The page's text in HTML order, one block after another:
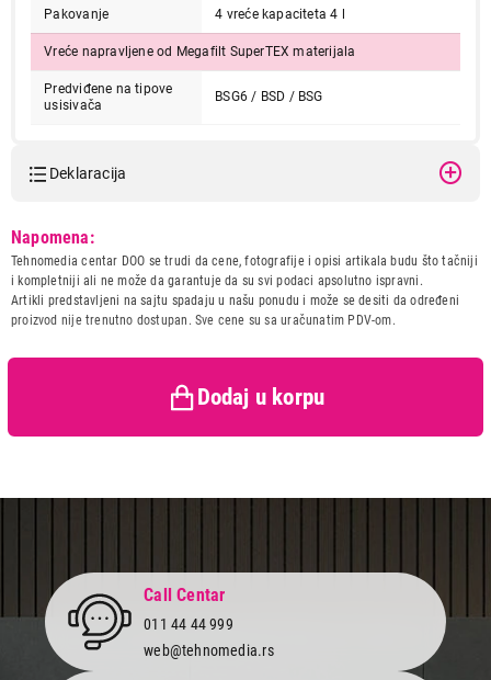
Pakovanje 4 vreće kapaciteta 4 l
Vreće napravljene od Megafilt SuperTEX materijala
Predviđene na tipove
usisivača
BSG6 / BSD / BSG
Deklaracija
Naziv i vrsta robe:
OPREMA ZA USISIVAC
Uvoznik:
BSH Kućni aparati d.o.o.
Zemlja porekla:
Nemacka
kupaca po osnovu zakona o
Napomena:
Tehnomedia centar DOO se trudi da cene, fotografije i opisi artikala budu što tačniji
i kompletniji ali ne može da garantuje da su svi podaci apsolutno ispravni.
Artikli predstavljeni na sajtu spadaju u našu ponudu i može se desiti da određeni
proizvod nije trenutno dostupan. Sve cene su sa uračunatim PDV-om.
Dodaj u korpu
1.699,00
DODATNA OPREMA ZA USISIVAČE
BOSCH BBZ41FGALL
Proizvod je dodat u korpu.
Call Centar
011 44 44 999
web@tehnomedia.rs